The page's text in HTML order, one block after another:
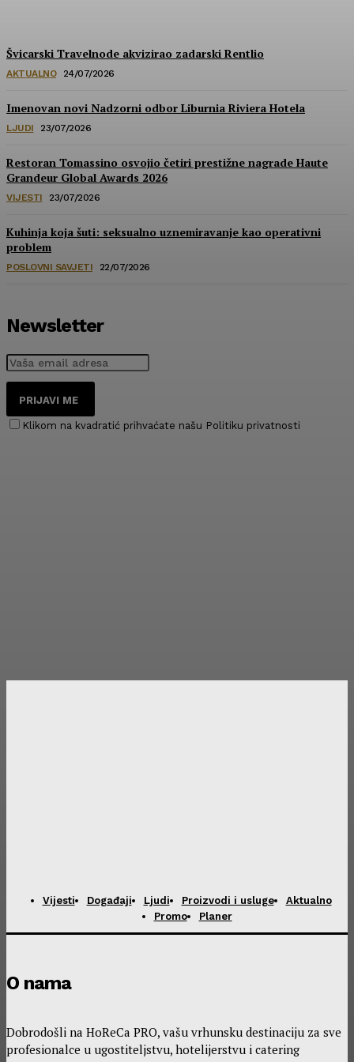
Švicarski Travelnode akvizirao zadarski Rentlio
AKTUALNO 24/07/2026
Imenovan novi Nadzorni odbor Liburnia Riviera Hotela
LJUDI 23/07/2026
Restoran Tomassino osvojio četiri prestižne nagrade Haute
Grandeur Global Awards 2026
VIJESTI 23/07/2026
Kuhinja koja šuti: seksualno uznemiravanje kao operativni
problem
POSLOVNI SAVJETI 22/07/2026
Newsletter
PRIJAVI ME
Klikom na kvadratić prihvaćate našu Politiku privatnosti
Vijesti Događaji Ljudi Proizvodi i usluge
Aktualno
Promo
Planer
O nama
Dobrodošli na HoReCa PRO, vašu vrhunsku destinaciju za sve
profesionalce u ugostiteljstvu, hotelijerstvu i catering